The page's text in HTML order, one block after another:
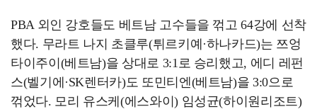
PBA 외인 강호들도 베트남 고수들을 꺾고 64강에 선착
했다. 무라트 나지 초클루(튀르키예·하나카드)는 쯔엉
타이주이(베트남)을 상대로 3:1로 승리했고, 에디 레펀
스(벨기에·SK렌터카)도 또민티엔(베트남)을 3:0으로
꺾었다. 모리 유스케(에스와이) 임성균(하이원리조트)